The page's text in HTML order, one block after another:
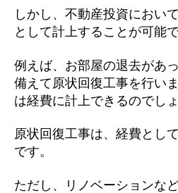
しかし、不動産投資におい
として計上することが可能で
例えば、お部屋の退去があ
備えて原状回復工事を行い
は経費に計上できるのでし
原状回復工事は、経費とし
です。
ただし、リノベーションな